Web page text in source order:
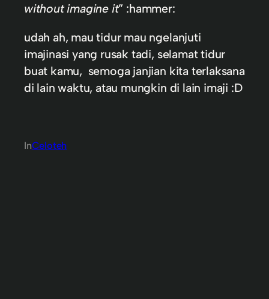
without imagine it” :hammer:
udah ah, mau tidur mau ngelanjuti
imajinasi yang rusak tadi, selamat tidur
buat kamu, semoga janjian kita terlaksana
di lain waktu, atau mungkin di lain imaji :D
InCeloteh